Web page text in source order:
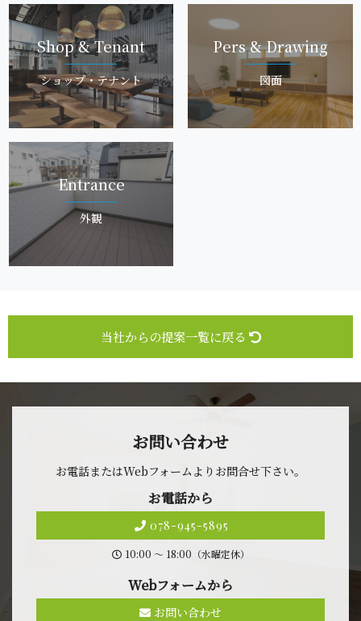
Shop & Te n a n t
ショップ・ テ ナ ン ト
Pers & Dra w i n g
図 面
Entr a n c e
外 観
当社からの提案一覧に戻る
お問 い 合 わ せ
お電話またはWebフォームよりお問合せ 下 さ い 。
お 電 話 か ら
078-945-5895
10:00 〜 18:00（水曜定休）
Webフォ ー ム か ら
お問い合わせ